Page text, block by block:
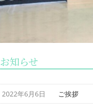
お知らせ
2022年6月6日 ご挨拶